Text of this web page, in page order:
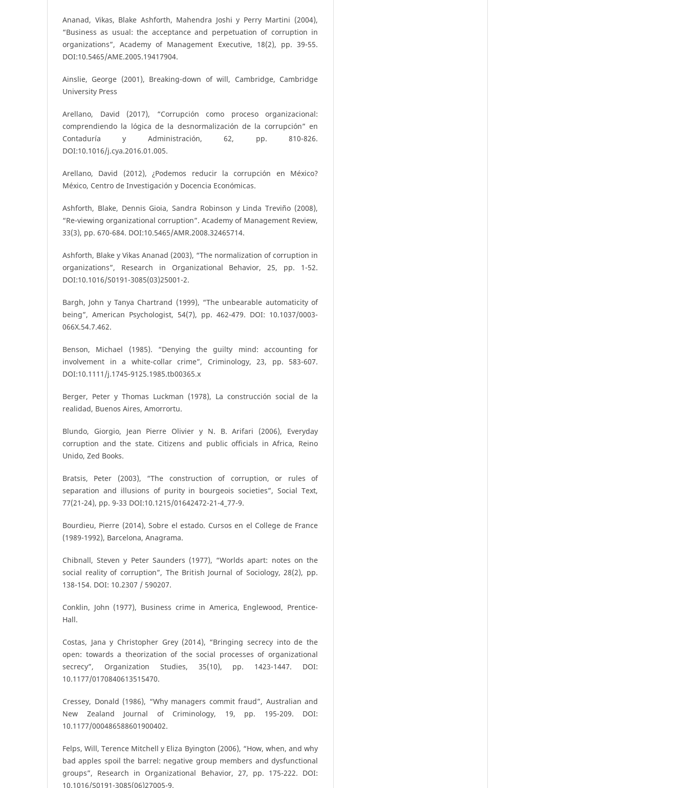
Ananad, Vikas, Blake Ashforth, Mahendra Joshi y Perry Martini (2004),
“Business as usual: the acceptance and perpetuation of corruption in
organizations”, Academy of Management Executive, 18(2), pp. 39-55.
DOI:10.5465/AME.2005.19417904.
Ainslie, George (2001), Breaking-down of will, Cambridge, Cambridge
University Press
Arellano, David (2017), “Corrupción como proceso organizacional:
comprendiendo la lógica de la desnormalización de la corrupción” en
Contaduría y Administración, 62, pp. 810-826.
DOI:10.1016/j.cya.2016.01.005.
Arellano, David (2012), ¿Podemos reducir la corrupción en México?
México, Centro de Investigación y Docencia Económicas.
Ashforth, Blake, Dennis Gioia, Sandra Robinson y Linda Treviño (2008),
“Re-viewing organizational corruption”. Academy of Management Review,
33(3), pp. 670-684. DOI:10.5465/AMR.2008.32465714.
Ashforth, Blake y Vikas Ananad (2003), “The normalization of corruption in
organizations”, Research in Organizational Behavior, 25, pp. 1-52.
DOI:10.1016/S0191-3085(03)25001-2.
Bargh, John y Tanya Chartrand (1999), “The unbearable automaticity of
being”, American Psychologist, 54(7), pp. 462-479. DOI: 10.1037/0003-
066X.54.7.462.
Benson, Michael (1985). “Denying the guilty mind: accounting for
involvement in a white-collar crime”, Criminology, 23, pp. 583-607.
DOI:10.1111/j.1745-9125.1985.tb00365.x
Berger, Peter y Thomas Luckman (1978), La construcción social de la
realidad, Buenos Aires, Amorrortu.
Blundo, Giorgio, Jean Pierre Olivier y N. B. Arifari (2006), Everyday
corruption and the state. Citizens and public officials in Africa, Reino
Unido, Zed Books.
Bratsis, Peter (2003), “The construction of corruption, or rules of
separation and illusions of purity in bourgeois societies”, Social Text,
77(21-24), pp. 9-33 DOI:10.1215/01642472-21-4_77-9.
Bourdieu, Pierre (2014), Sobre el estado. Cursos en el College de France
(1989-1992), Barcelona, Anagrama.
Chibnall, Steven y Peter Saunders (1977), “Worlds apart: notes on the
social reality of corruption”, The British Journal of Sociology, 28(2), pp.
138-154. DOI: 10.2307 / 590207.
Conklin, John (1977), Business crime in America, Englewood, Prentice-
Hall.
Costas, Jana y Christopher Grey (2014), “Bringing secrecy into de the
open: towards a theorization of the social processes of organizational
secrecy”, Organization Studies, 35(10), pp. 1423-1447. DOI:
10.1177/0170840613515470.
Cressey, Donald (1986), “Why managers commit fraud”, Australian and
New Zealand Journal of Criminology, 19, pp. 195-209. DOI:
10.1177/000486588601900402.
Felps, Will, Terence Mitchell y Eliza Byington (2006), “How, when, and why
bad apples spoil the barrel: negative group members and dysfunctional
groups”, Research in Organizational Behavior, 27, pp. 175-222. DOI:
10.1016/S0191-3085(06)27005-9.